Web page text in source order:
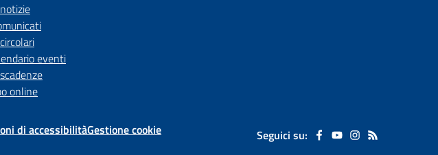
eventi
online
di accessibilitàGestione cookie Seguici su: